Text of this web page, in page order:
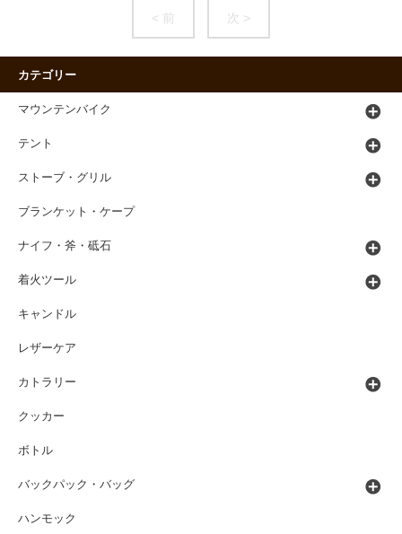
< 前 次 >
カテゴリー
マウンテンバイク
テント
ストーブ・グリル
ブランケット・ケープ
ナイフ・斧・砥石
着火ツール
キャンドル
レザーケア
カトラリー
クッカー
ボトル
バックパック・バッグ
ハンモック